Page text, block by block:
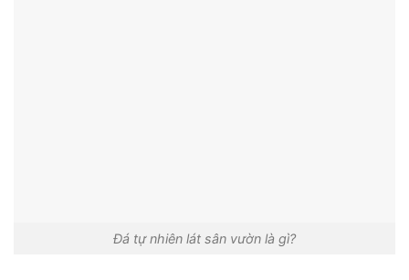
Đá tự nhiên lát sân vườn là gì?